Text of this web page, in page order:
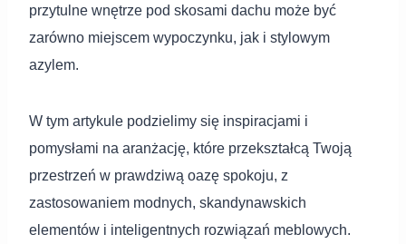
przytulne wnętrze pod skosami dachu może być
zarówno miejscem wypoczynku, jak i stylowym
azylem.
W tym artykule podzielimy się inspiracjami i
pomysłami na aranżację, które przekształcą Twoją
przestrzeń w prawdziwą oazę spokoju, z
zastosowaniem modnych, skandynawskich
elementów i inteligentnych rozwiązań meblowych.